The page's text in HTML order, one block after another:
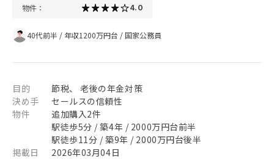
物件： 4.0
40代前半 / 年収1200万円台 / 国家公務員
目的
節税、 老後の年金対策
決め手
セールスの信頼性
物件
追加購入2件
駅徒歩5分 / 築4年 / 2000万円台前半
駅徒歩11分 / 築9年 / 2000万円台後半
掲載日
2026年03月04日